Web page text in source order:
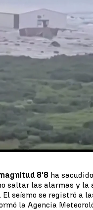
países
puesta en los
de Kamchatka,
Pacífico.
que se desata el
tsunami en el este de
confirma un tsunami
8'8 ha
saltar las alarmas y
seísmo se registró a
la Agencia